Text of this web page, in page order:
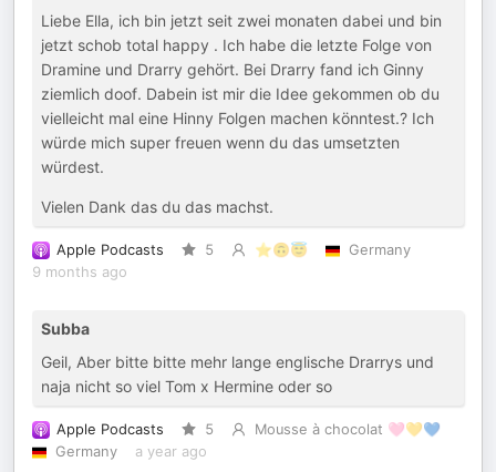
Liebe Ella, ich bin jetzt seit zwei monaten dabei und bin
jetzt schob total happy . Ich habe die letzte Folge von
Dramine und Drarry gehört. Bei Drarry fand ich Ginny
ziemlich doof. Dabein ist mir die Idee gekommen ob du
vielleicht mal eine Hinny Folgen machen könntest.? Ich
würde mich super freuen wenn du das umsetzten
würdest.
Vielen Dank das du das machst.
Apple Podcasts 5 ⭐️🙃😇
Germany
9 months ago
Subba
Geil, Aber bitte bitte mehr lange englische Drarrys und
naja nicht so viel Tom x Hermine oder so
Apple Podcasts 5
Mousse à chocolat 🩷💛💙
Germany
a year ago